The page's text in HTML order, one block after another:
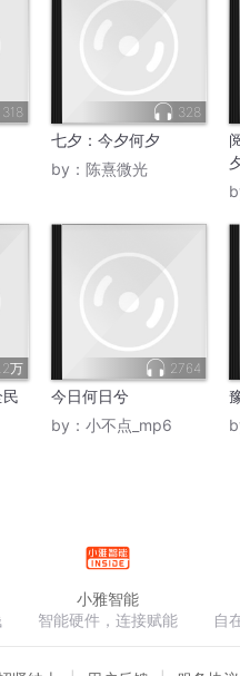
318 328
七夕：今夕何夕
by： 陈熹微光
万 2764
今日何日兮
by： 小不点_mp6
小雅智能
智能硬件，连接赋能
自